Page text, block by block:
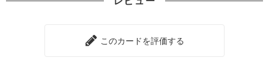
このカードを評価する